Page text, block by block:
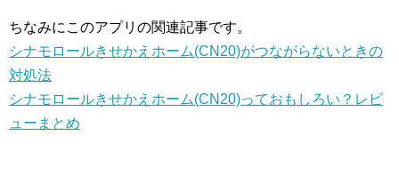
ちなみにこのアプリの関連記事です。
シナモロールきせかえホーム(CN20)がつながらないときの
対処法
シナモロールきせかえホーム(CN20)っておもしろい？レビ
ューまとめ